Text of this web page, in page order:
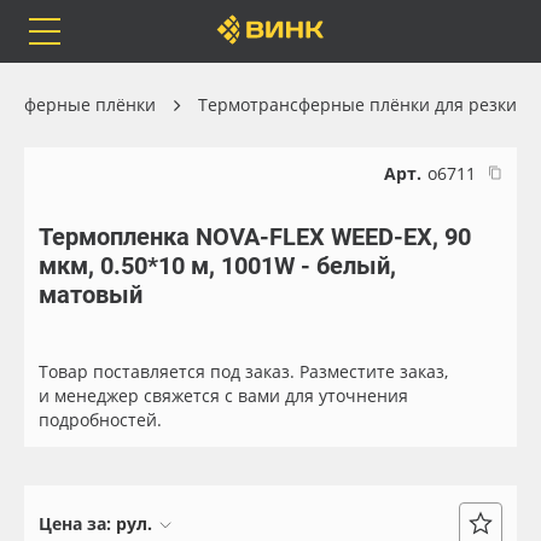
Каталог
Orafol
Бренды
Доставка
Весь каталог
Рулонные материалы
Самоклеящиеся плёнки
Листовые материалы
плёнки Термотрансферные плёнки для резки
Арт. о6711
Термопленка NOVA-FLEX WEED-EX, 90
мкм, 0.50*10 м, 1001W - белый,
матовый
Товар поставляется под заказ. Разместите заказ,
и менеджер свяжется с вами для уточнения
подробностей.
Цена за: рул.